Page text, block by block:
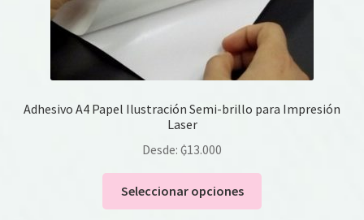
Adhesivo A4 Papel Ilustración Semi-brillo para Impresión
Laser
Desde: ₲13.000
Seleccionar opciones